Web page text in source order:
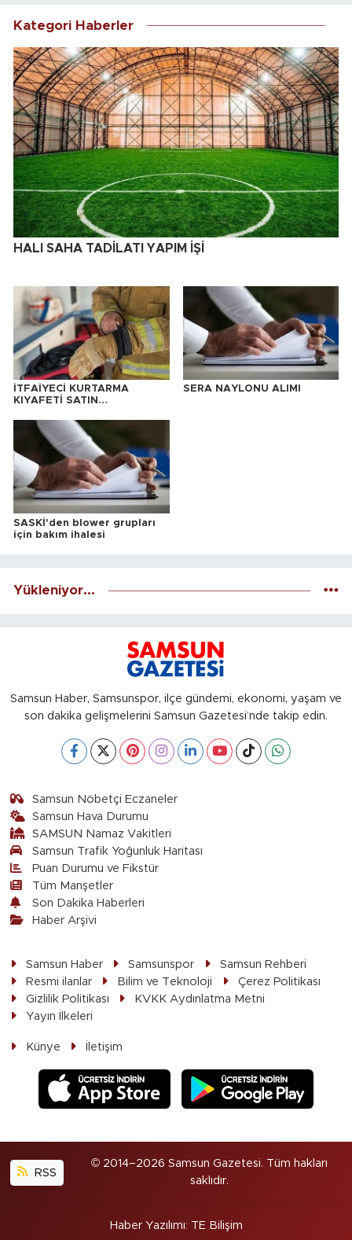
Kategori Haberler
HALI SAHA TADİLATI YAPIM İŞİ
İTFAİYECİ KURTARMA
KIYAFETİ SATIN
SERA NAYLONU ALIMI
SASKİ'den blower grupları
için bakım ihalesi
Yükleniyor...
Samsun Haber, Samsunspor, ilçe gündemi, ekonomi, yaşam ve
son dakika gelişmelerini Samsun Gazetesi’nde takip edin.
Samsun Nöbetçi Eczaneler
Samsun Hava Durumu
SAMSUN Namaz Vakitleri
Samsun Trafik Yoğunluk Haritası
Puan Durumu ve Fikstür
Tüm Manşetler
Son Dakika Haberleri
Haber Arşivi
Samsun Haber Samsunspor
Samsun Rehberi
Resmi ilanlar
Bilim ve Teknoloji
Çerez Politikası
Gizlilik Politikası
KVKK Aydınlatma Metni
Yayın İlkeleri
Künye İletişim
RSS
© 2014–2026 Samsun Gazetesi. Tüm hakları
saklıdır.
Haber Yazılımı: TE Bilişim